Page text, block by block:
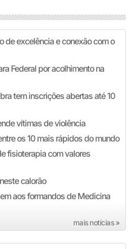
de excelência e conexão com o
Federal por acolhimento na
tem inscrições abertas até 10
vítimas de violência
os 10 mais rápidos do mundo
fisioterapia com valores
calorão
aos formandos de Medicina
mais notícias »